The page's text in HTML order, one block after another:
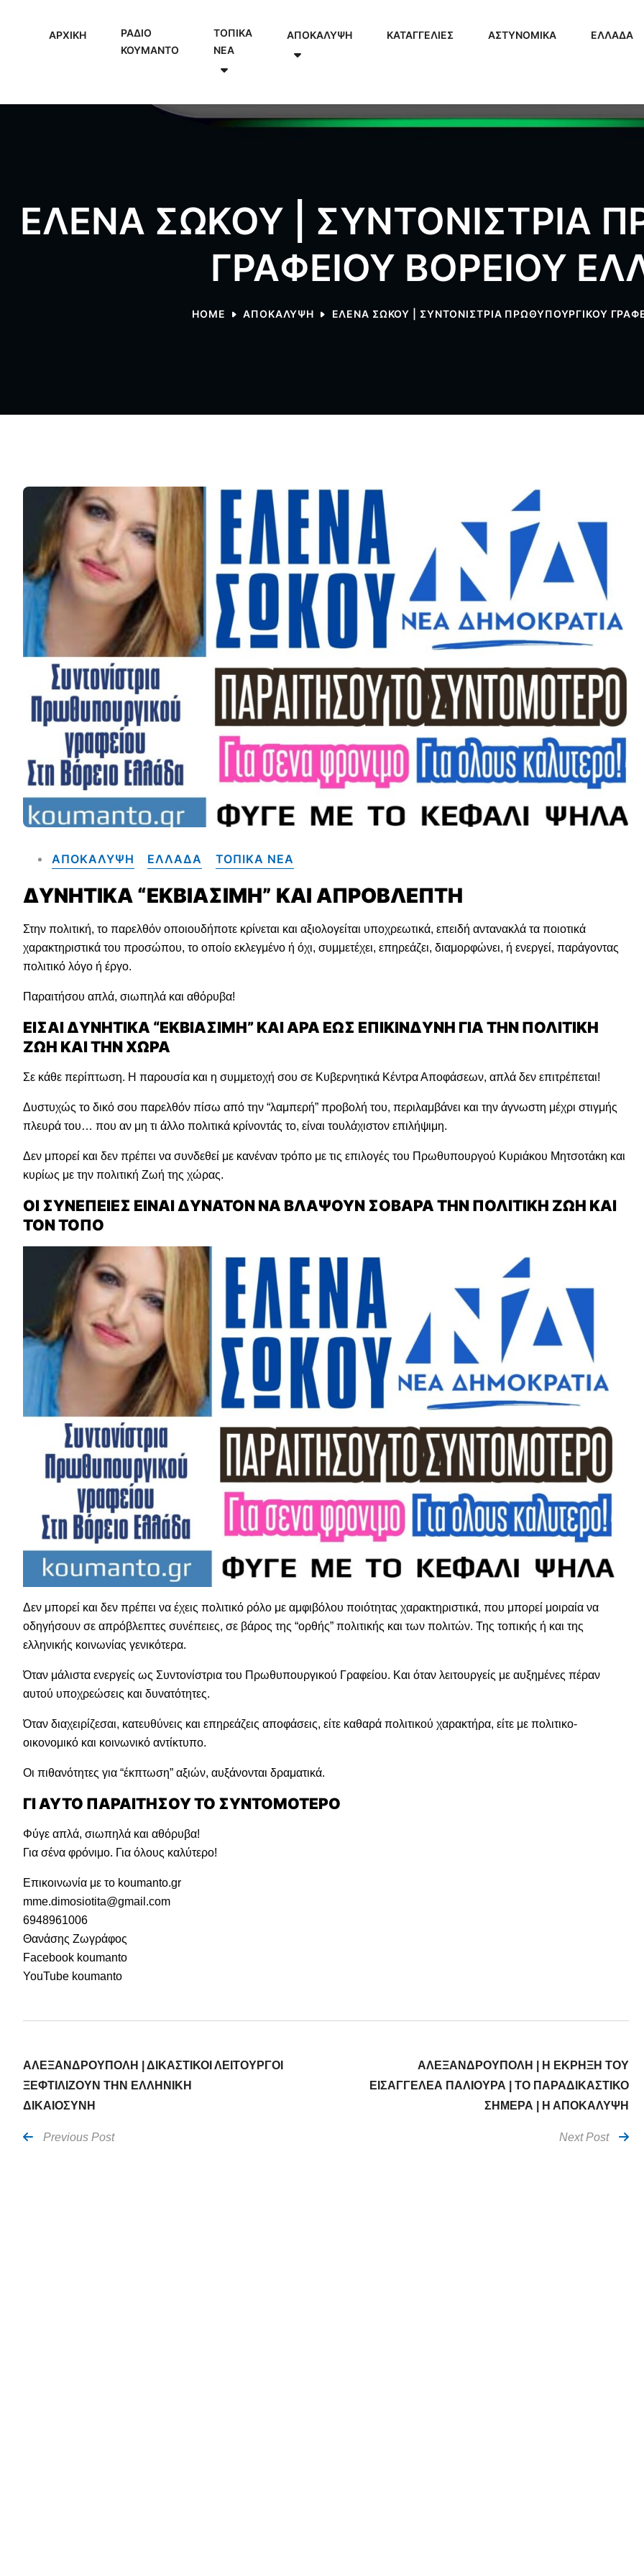
ΑΡΧΙΚΗ
ΡΑΔΙΟ
ΚΟΥΜΑΝΤΟ
ΤΟΠΙΚΑ
NEA
ΑΠΟΚΑΛΥΨΗ ΚΑΤΑΓΓΕΛΙΕΣ ΑΣΤΥΝΟΜΙΚΑ ΕΛΛΑΔΑ
ΕΛΕΝΑ ΣΩΚΟΥ | ΣΥΝΤΟΝΙΣΤΡΙΑ
ΓΡΑΦΕΙΟΥ ΒΟΡΕΙΟΥ
HOME ΑΠΟΚΑΛΥΨΗ ΕΛΕΝΑ ΣΩΚΟΥ | ΣΥΝΤΟΝΙΣΤΡΙΑ ΠΡΩΘΥΠΟΥΡΓΙΚΟΥ
ΑΠΟΚΑΛΥΨΗ ΕΛΛΑΔΑ ΤΟΠΙΚΑ NEA
ΔΥΝΗΤΙΚΑ “ΕΚΒΙΑΣΙΜΗ” ΚΑΙ ΑΠΡΟΒΛΕΠΤΗ
Στην πολιτική, το παρελθόν οποιουδήποτε κρίνεται και αξιολογείται υποχρεωτικά, επειδή αντανακλά τα ποιοτικά
χαρακτηριστικά του προσώπου, το οποίο εκλεγμένο ή όχι, συμμετέχει, επηρεάζει, διαμορφώνει, ή ενεργεί, παράγοντας
πολιτικό λόγο ή έργο.
Παραιτήσου απλά, σιωπηλά και αθόρυβα!
ΕΙΣΑΙ ΔΥΝΗΤΙΚΑ “ΕΚΒΙΑΣΙΜΗ” ΚΑΙ ΑΡΑ ΕΩΣ ΕΠΙΚΙΝΔΥΝΗ ΓΙΑ ΤΗΝ ΠΟΛΙΤΙΚΗ
ΖΩΗ ΚΑΙ ΤΗΝ ΧΩΡΑ
Σε κάθε περίπτωση. Η παρουσία και η συμμετοχή σου σε Κυβερνητικά Κέντρα Αποφάσεων, απλά δεν επιτρέπεται!
Δυστυχώς το δικό σου παρελθόν πίσω από την “λαμπερή” προβολή του, περιλαμβάνει και την άγνωστη μέχρι στιγμής
πλευρά του… που αν μη τι άλλο πολιτικά κρίνοντάς το, είναι τουλάχιστον επιλήψιμη.
Δεν μπορεί και δεν πρέπει να συνδεθεί με κανέναν τρόπο με τις επιλογές του Πρωθυπουργού Κυριάκου Μητσοτάκη και
κυρίως με την πολιτική Ζωή της χώρας.
ΟΙ ΣΥΝΕΠΕΙΕΣ ΕΙΝΑΙ ΔΥΝΑΤΟΝ ΝΑ ΒΛΑΨΟΥΝ ΣΟΒΑΡΑ ΤΗΝ ΠΟΛΙΤΙΚΗ ΖΩΗ ΚΑΙ
ΤΟΝ ΤΟΠΟ
Δεν μπορεί και δεν πρέπει να έχεις πολιτικό ρόλο με αμφιβόλου ποιότητας χαρακτηριστικά, που μπορεί μοιραία να
οδηγήσουν σε απρόβλεπτες συνέπειες, σε βάρος της “ορθής” πολιτικής και των πολιτών. Της τοπικής ή και της
ελληνικής κοινωνίας γενικότερα.
Όταν μάλιστα ενεργείς ως Συντονίστρια του Πρωθυπουργικού Γραφείου. Και όταν λειτουργείς με αυξημένες πέραν
αυτού υποχρεώσεις και δυνατότητες.
Όταν διαχειρίζεσαι, κατευθύνεις και επηρεάζεις αποφάσεις, είτε καθαρά πολιτικού χαρακτήρα, είτε με πολιτικο-
οικονομικό και κοινωνικό αντίκτυπο.
Οι πιθανότητες για “έκπτωση” αξιών, αυξάνονται δραματικά.
ΓΙ ΑΥΤΟ ΠΑΡΑΙΤΗΣΟΥ ΤΟ ΣΥΝΤΟΜΟΤΕΡΟ
Φύγε απλά, σιωπηλά και αθόρυβα!
Για σένα φρόνιμο. Για όλους καλύτερο!
Επικοινωνία με το koumanto.gr
mme.dimosiotita@gmail.com
6948961006
Θανάσης Ζωγράφος
Facebook koumanto
YouTube koumanto
ΑΛΕΞΑΝΔΡΟΥΠΟΛΗ | ΔΙΚΑΣΤΙΚΟΙ ΛΕΙΤΟΥΡΓΟΙ
ΞΕΦΤΙΛΙΖΟΥΝ ΤΗΝ ΕΛΛΗΝΙΚΗ
ΔΙΚΑΙΟΣΥΝΗ
Previous Post
ΑΛΕΞΑΝΔΡΟΥΠΟΛΗ | Η ΕΚΡΗΞΗ ΤΟΥ
ΕΙΣΑΓΓΕΛΕΑ ΠΑΛΙΟΥΡΑ | ΤΟ ΠΑΡΑΔΙΚΑΣΤΙΚΟ
ΣΗΜΕΡΑ | Η ΑΠΟΚΑΛΥΨΗ
Next Post